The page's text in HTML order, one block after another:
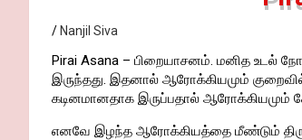
Nanjil Siva
Pirai Asana – பிறையாசனம். மனித உடல்
இருந்தது. இதனால் ஆரோக்கியமும்
கடினமானதாக இருப்பதால் ஆரோக்கியமும்
எனவே இழந்த ஆரோக்கியத்தை மீண்டும்